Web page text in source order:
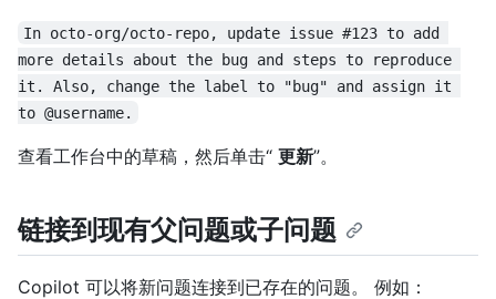
In octo-org/octo-repo, update issue #123 to add
more details about the bug and steps to reproduce
it. Also, change the label to "bug" and assign it
to @username.
查看工作台中的草稿，然后单击“ 更新”。
链接到现有父问题或子问题
Copilot 可以将新问题连接到已存在的问题。 例如：